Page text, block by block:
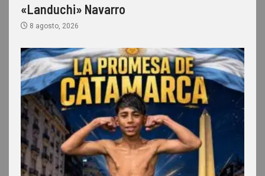
«Landuchi» Navarro
8 agosto, 2026